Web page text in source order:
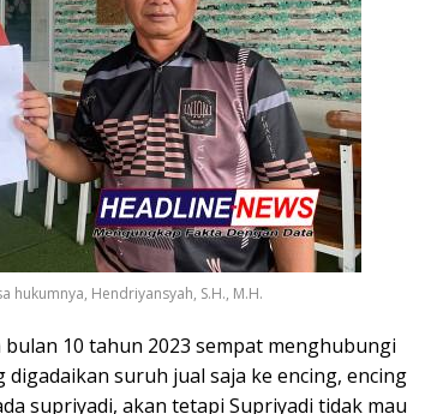
hukumnya, Hendriyansyah, S.H., M.H.
bulan 10 tahun 2023 sempat menghubungi
suruh jual saja ke encing, encing
supriyadi, akan tetapi Supriyadi tidak mau